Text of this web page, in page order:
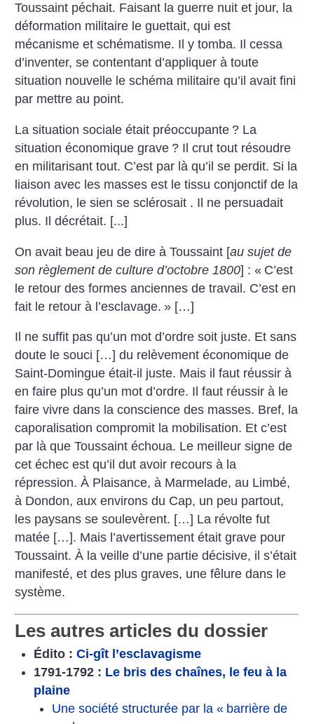
Toussaint péchait. Faisant la guerre nuit et jour, la
déformation militaire le guettait, qui est
mécanisme et schématisme. Il y tomba. Il cessa
d’inventer, se contentant d’appliquer à toute
situation nouvelle le schéma militaire qu’il avait fini
par mettre au point.
La situation sociale était préoccupante ? La
situation économique grave ? Il crut tout résoudre
en militarisant tout. C’est par là qu’il se perdit. Si la
liaison avec les masses est le tissu conjonctif de la
révolution, le sien se sclérosait . Il ne persuadait
plus. Il décrétait. [...]
On avait beau jeu de dire à Toussaint [au sujet de
son règlement de culture d’octobre 1800] : « C’est
le retour des formes anciennes de travail. C’est en
fait le retour à l’esclavage. » […]
Il ne suffit pas qu’un mot d’ordre soit juste. Et sans
doute le souci […] du relèvement économique de
Saint-Domingue était-il juste. Mais il faut réussir à
en faire plus qu’un mot d’ordre. Il faut réussir à le
faire vivre dans la conscience des masses. Bref, la
caporalisation compromit la mobilisation. Et c’est
par là que Toussaint échoua. Le meilleur signe de
cet échec est qu’il dut avoir recours à la
répression. À Plaisance, à Marmelade, au Limbé,
à Dondon, aux environs du Cap, un peu partout,
les paysans se soulevèrent. […] La révolte fut
matée […]. Mais l’avertissement était grave pour
Toussaint. À la veille d’une partie décisive, il s’était
manifesté, et des plus graves, une fêlure dans le
système.
Les autres articles du dossier
Édito : Ci-gît l’esclavagisme
1791-1792 : Le bris des chaînes, le feu à la
plaine
Une société structurée par la « barrière de